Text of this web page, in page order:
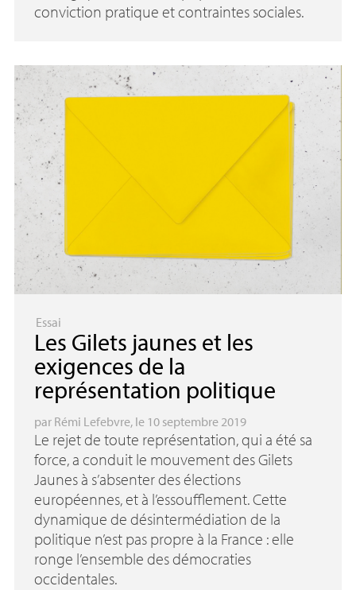
conviction pratique et contraintes sociales.
Essai
Les Gilets jaunes et les
exigences de la
représentation politique
par Rémi Lefebvre, le 10 septembre 2019
Le rejet de toute représentation, qui a été sa
force, a conduit le mouvement des Gilets
Jaunes à s’absenter des élections
européennes, et à l’essoufflement. Cette
dynamique de désintermédiation de la
politique n’est pas propre à la France : elle
ronge l’ensemble des démocraties
occidentales.